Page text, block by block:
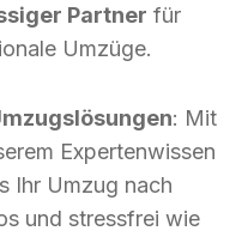
Partner für
Umzüge.
: Mit
Expertenwissen
Ihr Umzug nach
und stressfrei wie